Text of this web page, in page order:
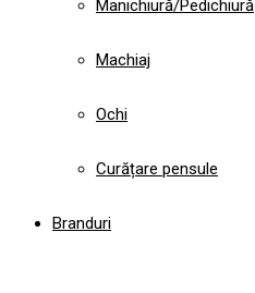
Manichiură/Pedichiură
Machiaj
Ochi
Curățare pensule
Branduri